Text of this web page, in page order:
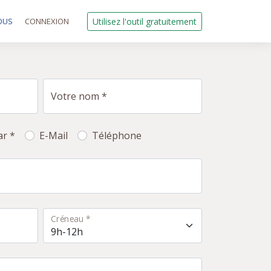
CONNEXION Utilisez l'outil gratuitement
Votre nom *
* E-Mail Téléphone
Créneau *